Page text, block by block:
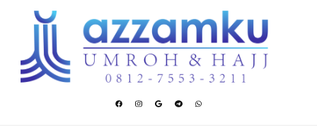
Azzamku Umroh dan Hajj